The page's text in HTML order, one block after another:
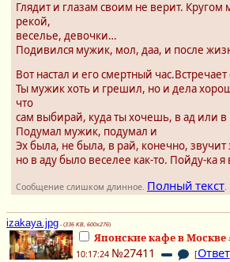
Глядит и глазам своим не верит. Кругом
рекой,
веселье, девочки…
Подивился мужик, мол, даа, и после
Вот настал и его смертный
Ты мужик хоть и грешил, но и дела
что
сам выбирай, куда ты хочешь, в ад или в
Подумал мужик, подумал и
Эх была, не была, в рай, конечно,
но в аду было веселее как-то. Пойду-ка я
Сообщение слишком длинное. Полный текст.
izakaya.jpg - (336 KB, 600x276)
Японские кафе в Москве
10:17:24 №27411 [Ответ